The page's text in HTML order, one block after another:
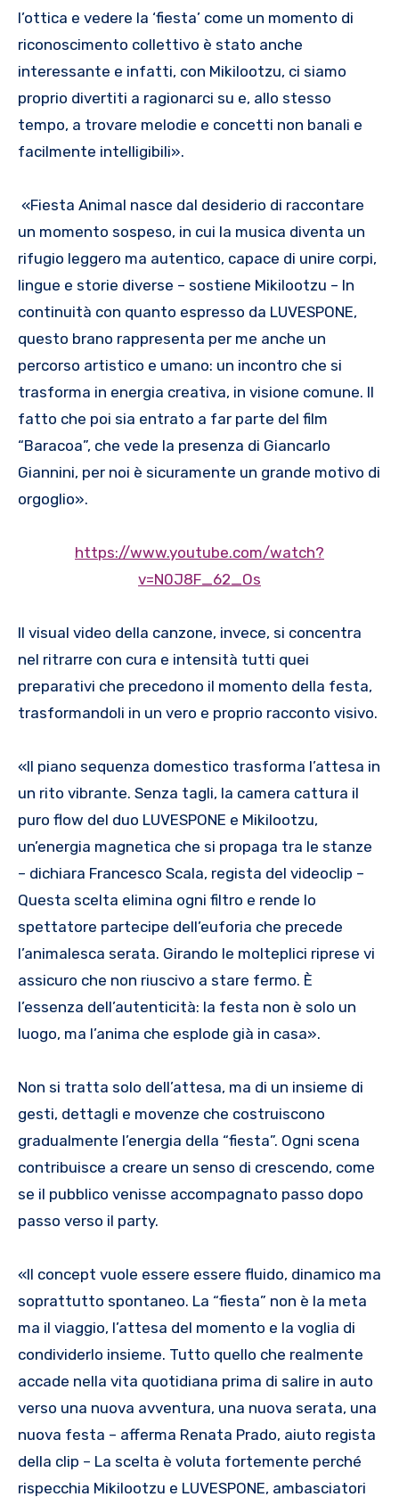
l’ottica e vedere la ‘fiesta’ come un momento di
riconoscimento collettivo è stato anche
interessante e infatti, con Mikilootzu, ci siamo
proprio divertiti a ragionarci su e, allo stesso
tempo, a trovare melodie e concetti non banali e
facilmente intelligibili».
«Fiesta Animal nasce dal desiderio di raccontare
un momento sospeso, in cui la musica diventa un
rifugio leggero ma autentico, capace di unire corpi,
lingue e storie diverse – sostiene Mikilootzu – In
continuità con quanto espresso da LUVESPONE,
questo brano rappresenta per me anche un
percorso artistico e umano: un incontro che si
trasforma in energia creativa, in visione comune. Il
fatto che poi sia entrato a far parte del film
“Baracoa”, che vede la presenza di Giancarlo
Giannini, per noi è sicuramente un grande motivo di
orgoglio».
https://www.youtube.com/watch?
v=N0J8F_62_Os
Il visual video della canzone, invece, si concentra
nel ritrarre con cura e intensità tutti quei
preparativi che precedono il momento della festa,
trasformandoli in un vero e proprio racconto visivo.
«Il piano sequenza domestico trasforma l’attesa in
un rito vibrante. Senza tagli, la camera cattura il
puro flow del duo LUVESPONE e Mikilootzu,
un’energia magnetica che si propaga tra le stanze
– dichiara Francesco Scala, regista del videoclip –
Questa scelta elimina ogni filtro e rende lo
spettatore partecipe dell’euforia che precede
l’animalesca serata. Girando le molteplici riprese vi
assicuro che non riuscivo a stare fermo. È
l’essenza dell’autenticità: la festa non è solo un
luogo, ma l’anima che esplode già in casa».
Non si tratta solo dell’attesa, ma di un insieme di
gesti, dettagli e movenze che costruiscono
gradualmente l’energia della “fiesta”. Ogni scena
contribuisce a creare un senso di crescendo, come
se il pubblico venisse accompagnato passo dopo
passo verso il party.
«Il concept vuole essere essere fluido, dinamico ma
soprattutto spontaneo. La “fiesta” non è la meta
ma il viaggio, l’attesa del momento e la voglia di
condividerlo insieme. Tutto quello che realmente
accade nella vita quotidiana prima di salire in auto
verso una nuova avventura, una nuova serata, una
nuova festa – afferma Renata Prado, aiuto regista
della clip – La scelta è voluta fortemente perché
rispecchia Mikilootzu e LUVESPONE, ambasciatori